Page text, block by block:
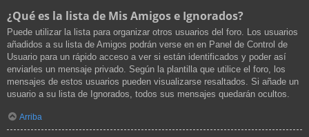
¿Qué es la lista de Mis Amigos e Ignorados?
Puede utilizar la lista para organizar otros usuarios del foro. Los usuarios
añadidos a su lista de Amigos podrán verse en en Panel de Control de
Usuario para un rápido acceso a ver si están identificados y poder así
enviarles un mensaje privado. Según la plantilla que utilice el foro, los
mensajes de estos usuarios pueden visualizarse resaltados. Si añade un
usuario a su lista de Ignorados, todos sus mensajes quedarán ocultos.
Arriba